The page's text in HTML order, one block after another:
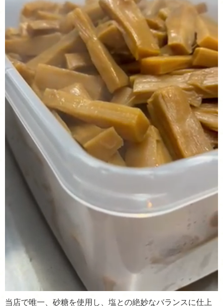
当店で唯一、砂糖を使用し、塩との絶妙なバランスに仕上